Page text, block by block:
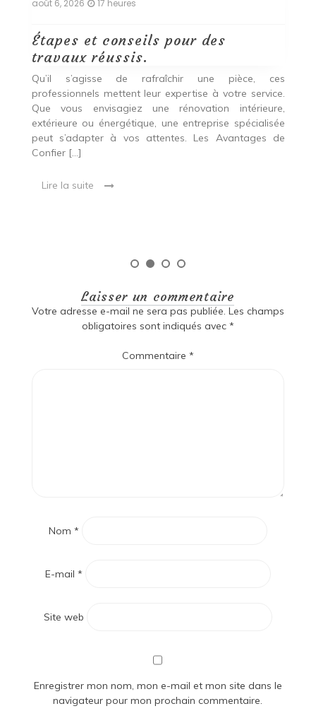
août 6, 2026 17 heures
Étapes et conseils pour des
travaux réussis.
Qu’il s’agisse de rafraîchir une pièce, ces
professionnels mettent leur expertise à votre service.
Que vous envisagiez une rénovation intérieure,
extérieure ou énergétique, une entreprise spécialisée
peut s’adapter à vos attentes. Les Avantages de
Confier […]
Lire la suite
Laisser un commentaire
Votre adresse e-mail ne sera pas publiée. Les champs
obligatoires sont indiqués avec *
Commentaire *
Nom *
E-mail *
Site web
Enregistrer mon nom, mon e-mail et mon site dans le
navigateur pour mon prochain commentaire.